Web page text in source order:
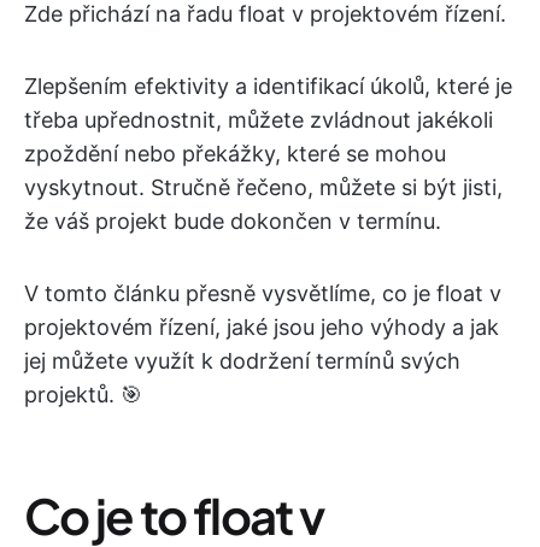
Zde přichází na řadu float v projektovém řízení.
Zlepšením efektivity a identifikací úkolů, které je
třeba upřednostnit, můžete zvládnout jakékoli
zpoždění nebo překážky, které se mohou
vyskytnout. Stručně řečeno, můžete si být jisti,
že váš projekt bude dokončen v termínu.
V tomto článku přesně vysvětlíme, co je float v
projektovém řízení, jaké jsou jeho výhody a jak
jej můžete využít k dodržení termínů svých
projektů. 🎯
Co je to float v